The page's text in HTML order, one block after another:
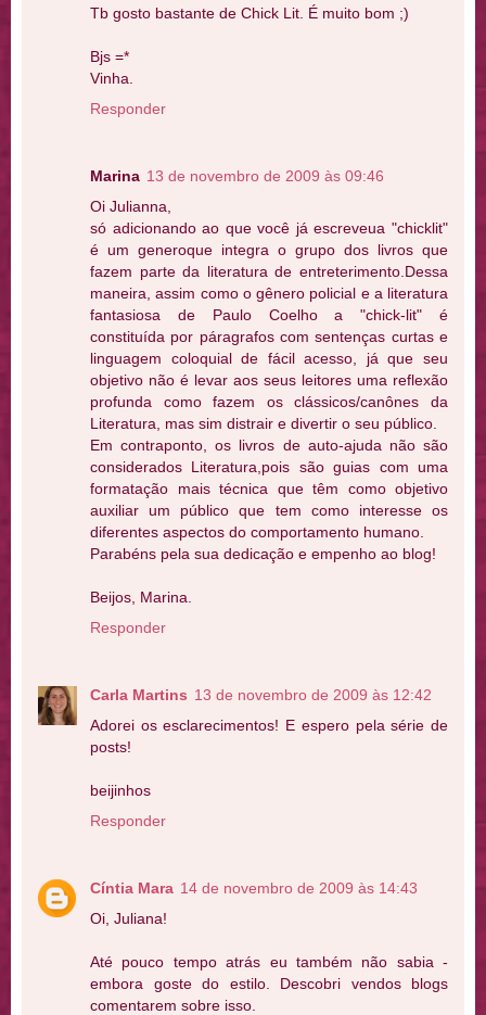
Tb gosto bastante de Chick Lit. É muito bom ;)
Bjs =*
Vinha.
Responder
Marina 13 de novembro de 2009 às 09:46
Oi Julianna,
só adicionando ao que você já escreveua "chicklit"
é um generoque integra o grupo dos livros que
fazem parte da literatura de entreterimento.Dessa
maneira, assim como o gênero policial e a literatura
fantasiosa de Paulo Coelho a "chick-lit" é
constituída por páragrafos com sentenças curtas e
linguagem coloquial de fácil acesso, já que seu
objetivo não é levar aos seus leitores uma reflexão
profunda como fazem os clássicos/canônes da
Literatura, mas sim distrair e divertir o seu público.
Em contraponto, os livros de auto-ajuda não são
considerados Literatura,pois são guias com uma
formatação mais técnica que têm como objetivo
auxiliar um público que tem como interesse os
diferentes aspectos do comportamento humano.
Parabéns pela sua dedicação e empenho ao blog!
Beijos, Marina.
Responder
Carla Martins 13 de novembro de 2009 às 12:42
Adorei os esclarecimentos! E espero pela série de
posts!
beijinhos
Responder
Cíntia Mara 14 de novembro de 2009 às 14:43
Oi, Juliana!
Até pouco tempo atrás eu também não sabia -
embora goste do estilo. Descobri vendos blogs
comentarem sobre isso.